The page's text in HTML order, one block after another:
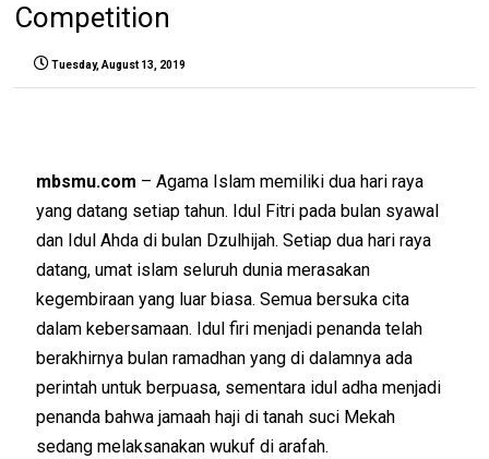
Competition
Tuesday, August 13, 2019
mbsmu.com – Agama Islam memiliki dua hari raya
yang datang setiap tahun. Idul Fitri pada bulan syawal
dan Idul Ahda di bulan Dzulhijah. Setiap dua hari raya
datang, umat islam seluruh dunia merasakan
kegembiraan yang luar biasa. Semua bersuka cita
dalam kebersamaan. Idul firi menjadi penanda telah
berakhirnya bulan ramadhan yang di dalamnya ada
perintah untuk berpuasa, sementara idul adha menjadi
penanda bahwa jamaah haji di tanah suci Mekah
sedang melaksanakan wukuf di arafah.